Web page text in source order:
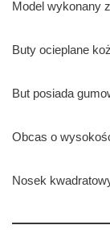
Model wykonany
Buty ocieplane
But posiada
Obcas o
Nosek